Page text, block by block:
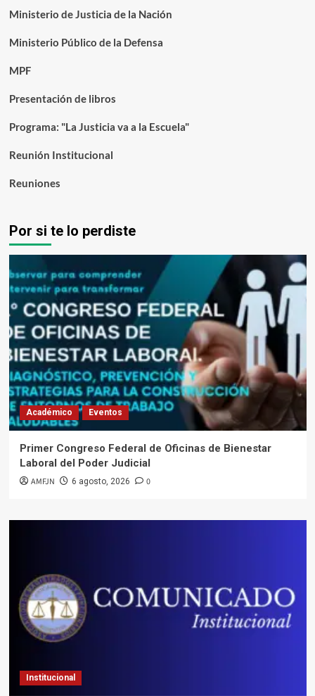
Ministerio de Justicia de la Nación
Ministerio Público de la Defensa
MPF
Presentación de libros
Programa: "La Justicia va a la Escuela"
Reunión Institucional
Reuniones
Por si te lo perdiste
Académico Eventos
Primer Congreso Federal de Oficinas de Bienestar
Laboral del Poder Judicial
AMFJN 6 agosto, 2026 0
Institucional